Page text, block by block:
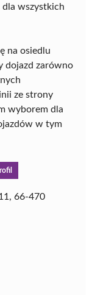
wszystkich
na osiedlu
dojazd zarówno
ze strony
wyborem dla
w tym
66-470